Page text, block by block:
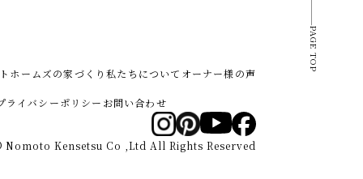
ホームズの家づくり私たちについて オーナー様の声
ライバシーポリシー お問い合わせ
Kensetsu Co ,Ltd All Rights Reserved
PAGE TOP